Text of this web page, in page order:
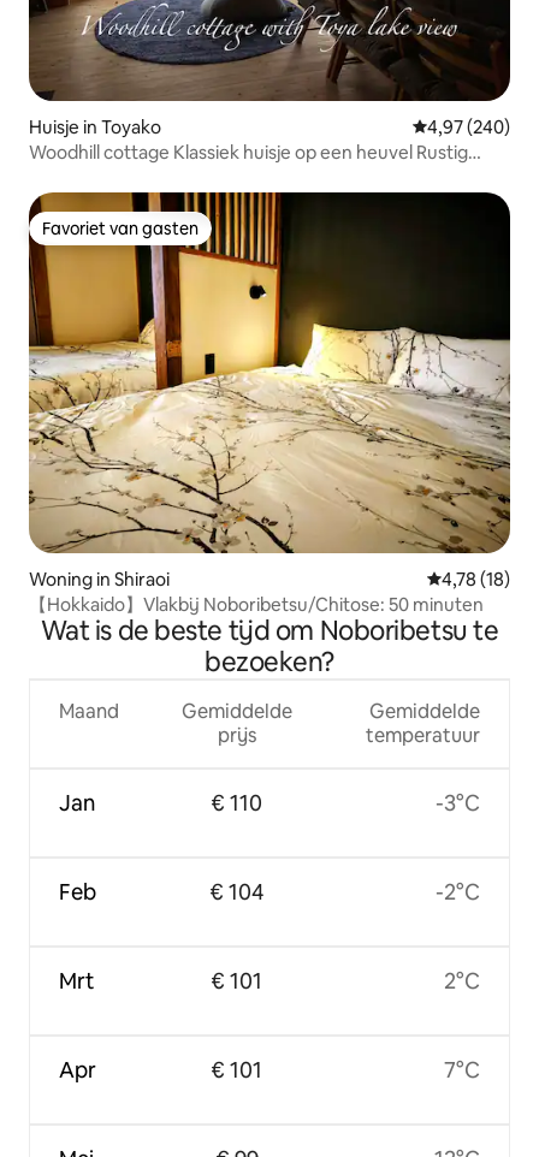
Huisje in Toyako Gemiddelde
4,97 (240)
Woodhill cottage Klassiek huisje op een heuvel Rustig
Favoriet van gasten
Favoriet van gasten
Woning in Shiraoi Gemiddelde
4,78 (18)
​【Hokkaido】Vlakbij Noboribetsu/Chitose: 50 minuten
Wat is de beste tijd om Noboribetsu te
bezoeken?
Maand
Jan
Feb
Mrt
Apr
Gemiddelde
prijs
€ 110
€ 104
€ 101
€ 101
Gemiddelde
temperatuur
-3°C
-2°C
2°C
7°C